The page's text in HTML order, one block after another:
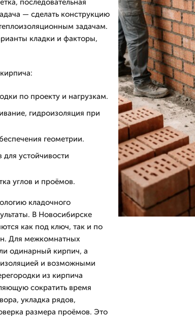
последовательная
— сделать конструкцию
задачам.
кладки и факторы,
по проекту и нагрузкам.
гидроизоляция при
геометрии.
устойчивости
углов и проёмов.
кладочного
В Новосибирске
как под ключ, так и по
Для межкомнатных
одинарный кирпич, а
и возможными
из кирпича
сократить время
укладка рядов,
размера проёмов. Это